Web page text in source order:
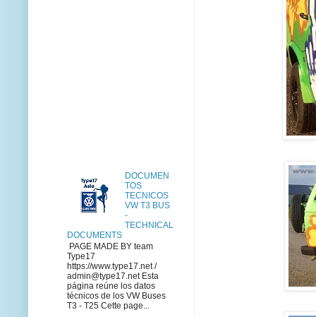
DOCUMEN
TOS
TECNICOS
VW T3 BUS
-
TECHNICAL
DOCUMENTS
PAGE MADE BY team
Type17
https://www.type17.net /
admin@type17.net Esta
página reúne los datos
técnicos de los VW Buses
T3 - T25 Cette page...